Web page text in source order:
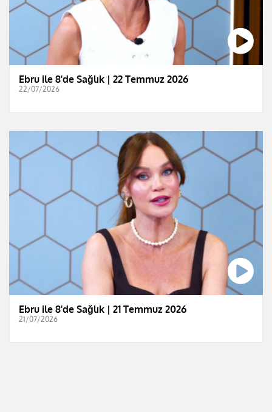
Ebru ile 8'de Sağlık | 22 Temmuz 2026
22/07/2026
Ebru ile 8'de Sağlık | 21 Temmuz 2026
21/07/2026